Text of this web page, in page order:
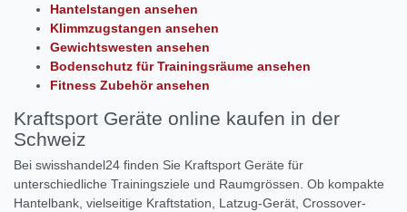
Hantelstangen ansehen
Klimmzugstangen ansehen
Gewichtswesten ansehen
Bodenschutz für Trainingsräume ansehen
Fitness Zubehör ansehen
Kraftsport Geräte online kaufen in der
Schweiz
Bei swisshandel24 finden Sie Kraftsport Geräte für
unterschiedliche Trainingsziele und Raumgrössen. Ob kompakte
Hantelbank, vielseitige Kraftstation, Latzug-Gerät, Crossover-